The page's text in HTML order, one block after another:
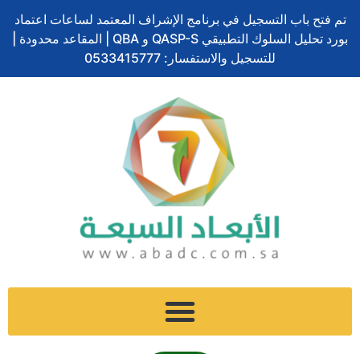
إلى
المحتوى
تم فتح باب التسجيل في برنامج الإشراف المعتمد لساعات اعتماد
بورد تحليل السلوك التطبيقي QASP-S و QBA | المقاعد محدودة |
للتسجيل والاستفسار: 0533415777